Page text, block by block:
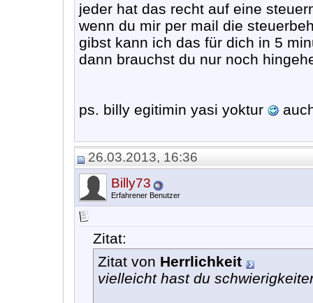
jeder hat das recht auf eine
wenn du mir per mail die
gibst kann ich das für dich in 5
dann brauchst du nur noch
ps. billy egitimin yasi yoktur
26.03.2013, 16:36
Billy73
Erfahrener Benutzer
Zitat:
Zitat von Herrlichkeit
vielleicht hast du